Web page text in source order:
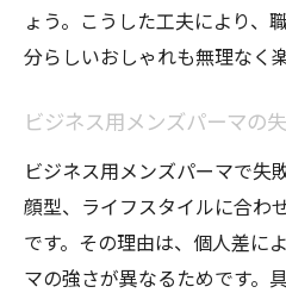
ょう。こうした工夫により、
分らしいおしゃれも無理なく
ビジネス用メンズパーマの
ビジネス用メンズパーマで失
顔型、ライフスタイルに合わ
です。その理由は、個人差に
マの強さが異なるためです。